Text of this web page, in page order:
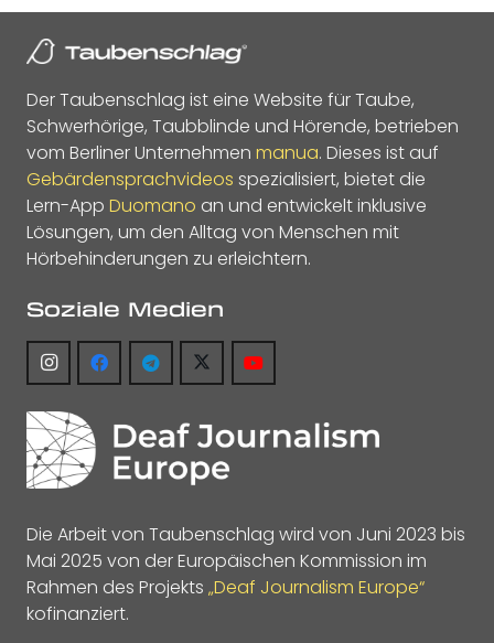
Der Taubenschlag ist eine Website für Taube,
Schwerhörige, Taubblinde und Hörende, betrieben
vom Berliner Unternehmen manua. Dieses ist auf
Gebärdensprachvideos spezialisiert, bietet die
Lern-App Duomano an und entwickelt inklusive
Lösungen, um den Alltag von Menschen mit
Hörbehinderungen zu erleichtern.
Soziale Medien
Die Arbeit von Taubenschlag wird von Juni 2023 bis
Mai 2025 von der Europäischen Kommission im
Rahmen des Projekts „Deaf Journalism Europe“
kofinanziert.